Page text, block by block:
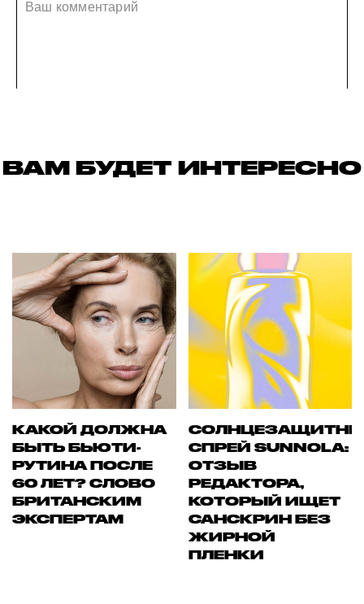
ВАМ БУДЕТ ИНТЕРЕСНО
КАКОЙ ДОЛЖНА
БЫТЬ БЬЮТИ-
РУТИНА ПОСЛЕ
60 ЛЕТ? СЛОВО
БРИТАНСКИМ
ЭКСПЕРТАМ
СПРЕЙ SUNNOLA:
ОТЗЫВ
РЕДАКТОРА,
КОТОРЫЙ ИЩЕТ
САНСКРИН БЕЗ
ЖИРНОЙ
ПЛЕНКИ